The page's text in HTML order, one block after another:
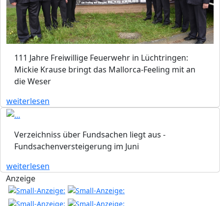
111 Jahre Freiwillige Feuerwehr in Lüchtringen:
Mickie Krause bringt das Mallorca-Feeling mit an
die Weser
weiterlesen
Verzeichniss über Fundsachen liegt aus -
Fundsachenversteigerung im Juni
weiterlesen
Anzeige